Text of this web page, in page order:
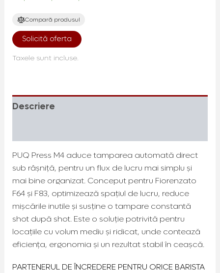
Compară produsul
Solicită oferta
Taxele sunt incluse.
Descriere
PUQ Press M4 aduce tamparea automată direct
sub râșniță, pentru un flux de lucru mai simplu și
mai bine organizat. Conceput pentru Fiorenzato
F64 și F83, optimizează spațiul de lucru, reduce
mișcările inutile și susține o tampare constantă
shot după shot. Este o soluție potrivită pentru
locațiile cu volum mediu și ridicat, unde contează
eficiența, ergonomia și un rezultat stabil în ceașcă.
PARTENERUL DE ÎNCREDERE PENTRU ORICE BARISTA